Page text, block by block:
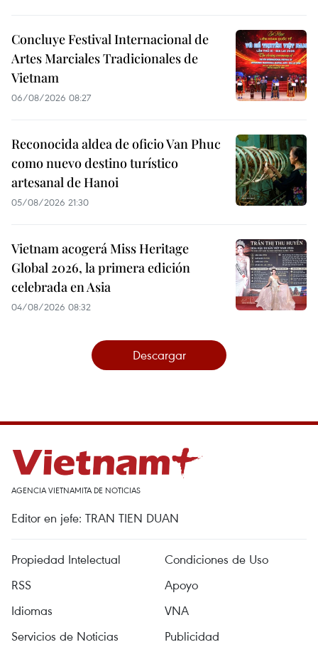
Concluye Festival Internacional de
Artes Marciales Tradicionales de
Vietnam
06/08/2026 08:27
Reconocida aldea de oficio Van Phuc
como nuevo destino turístico
artesanal de Hanoi
05/08/2026 21:30
Vietnam acogerá Miss Heritage
Global 2026, la primera edición
celebrada en Asia
04/08/2026 08:32
Descargar
AGENCIA VIETNAMITA DE NOTICIAS
Editor en jefe: TRAN TIEN DUAN
Propiedad Intelectual
Condiciones de Uso
RSS
Apoyo
Idiomas
VNA
Servicios de Noticias
Publicidad